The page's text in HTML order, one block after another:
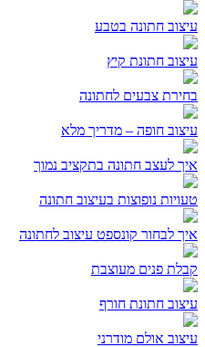
עיצוב חתונה בטבע
עיצוב חתונת קיץ
בחירת צבעים לחתונה
עיצוב חופה – מדריך מלא
איך לעצב חתונה בתקציב נמוך
טעויות נופוצות בעיצוב חתונה
איך לבחור קונספט עיצוב לחתונה
קבלת פנים מעוצבת
עיצוב חתונת חורף
עיצוב אולם מודרני